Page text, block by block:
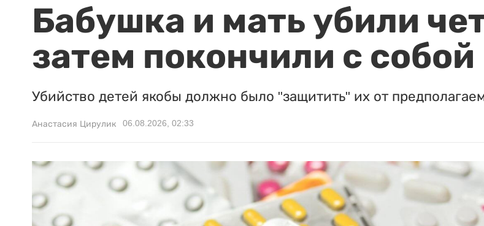
Бабушка и мать убили
затем покончили с собой
Убийство детей якобы должно было "защитить" их от
Анастасия Цирулик 06.08.2026, 02:33